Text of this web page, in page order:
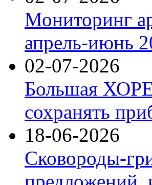
Мониторинг
апрель-июнь
02-07-2026
Большая
сохранять
18-06-2026
Сковороды-